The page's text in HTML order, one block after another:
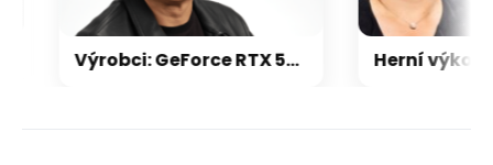
Výrobci: GeForce RTX 5000 zdraží o 20-30 %, zastavili jsme dodávky levných karet